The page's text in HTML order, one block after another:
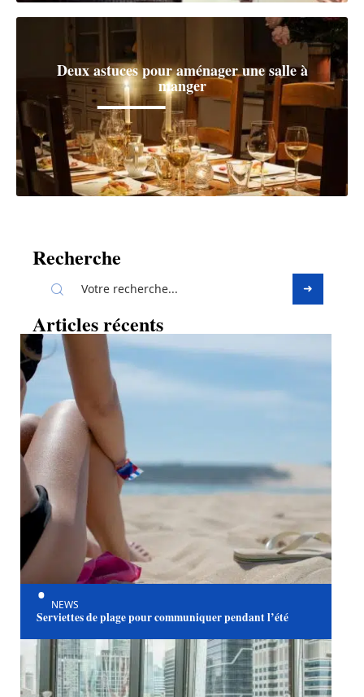
Deux astuces pour aménager une salle à
manger
Recherche
Articles récents
NEWS
Serviettes de plage pour communiquer pendant l’été